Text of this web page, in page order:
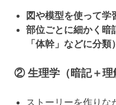
図や模型を使って学
部位ごとに細かく暗
「体幹」などに分類）
② 生理学（暗記＋理
ストーリーを作りな